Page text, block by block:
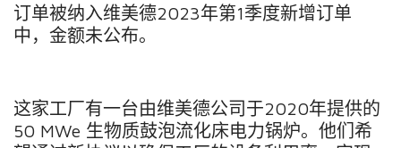
订单被纳入维美德2023年第1季度新增订单
中，金额未公布。
这家工厂有一台由维美德公司于2020年提供的
50 MWe 生物质鼓泡流化床电力锅炉。他们希